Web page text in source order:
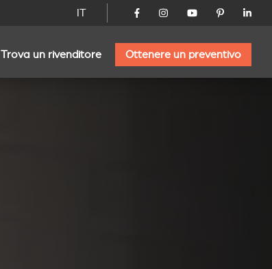
IT
Trova un rivenditore Ottenere un preventivo